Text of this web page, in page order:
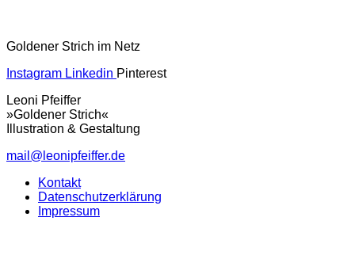
Goldener Strich im Netz
Instagram Linkedin Pinterest
Leoni Pfeiffer
»Goldener Strich«
Illustration & Gestaltung
mail@leonipfeiffer.de
Kontakt
Datenschutzerklärung
Impressum